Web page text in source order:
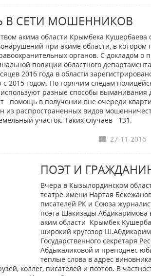
В СЕТИ МОШЕННИКОВ
акима области Крымбека Кушербаева
при акиме области, в котором
органов. С докладом о
полиции областного
2016 года в области
2015 годом. По горячим следам
разные способы
помощь в получении вне очереди
из распространенных видов
участок. Таких случаев 131.
27-11-2016
ПОЭТ И
Вчера в Кызылординском
театре имени Нартая
писателей РК и Союза
поэта Шакизады Абдикаримова
аким области Крымбек
широкий кругозор
Государственного секретаря
Абдыкаликовой и преподнес
теплые слова в адрес
коллег, писателей и поэтов. В